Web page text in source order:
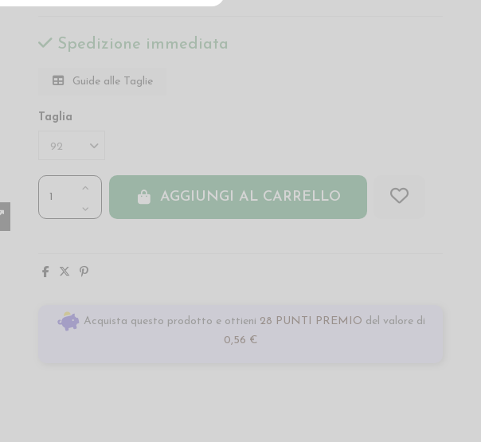
Spedizione immediata
Guide alle Taglie
Taglia
AGGIUNGI AL CARRELLO
Acquista questo prodotto e ottieni 28 PUNTI PREMIO del valore di
0,56 €